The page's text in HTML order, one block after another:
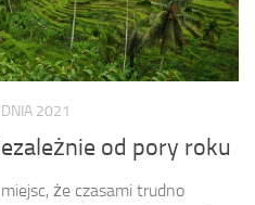
2021
od pory roku
że czasami trudno